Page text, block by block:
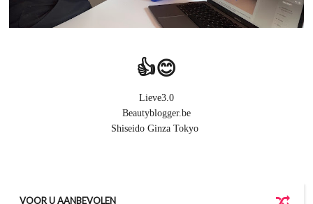
👍😊
Lieve3.0
Beautyblogger.be
Shiseido Ginza Tokyo
VOOR U AANBEVOLEN